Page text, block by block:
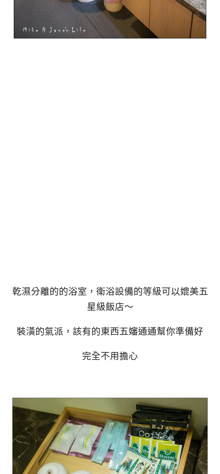
乾濕分離的的浴室，衛浴設備的等級可以媲美五
星級飯店～
裝潢的氣派，該有的東西五嬸通通幫你準備好
完全不用擔心